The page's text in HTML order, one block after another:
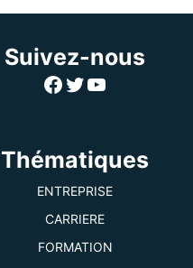
Suivez-nous
Facebook
Twitter
YouTube
Thématiques
ENTREPRISE
CARRIERE
FORMATION